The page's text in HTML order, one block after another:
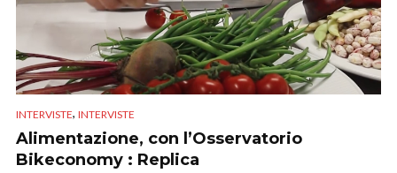
INTERVISTE, INTERVISTE
Alimentazione, con l’Osservatorio
Bikeconomy : Replica